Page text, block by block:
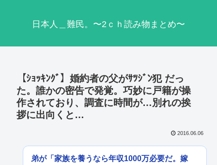
日本人＿難民。〜2ｃｈ読み物まとめ〜
【ｼｮｯｷﾝｸﾞ】婚約者の父がｻﾂｼﾞﾝ犯 だっ
た。誰かの密告で発覚。巧妙に戸籍が操
作されており、調査に時間が…別れの挨
拶に出向くと…
2016.06.06
弟が「家族を養うなら年収1000万必要だ。嫁